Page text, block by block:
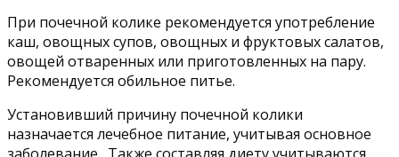
При почечной колике рекомендуется употребление
каш, овощных супов, овощных и фруктовых салатов,
овощей отваренных или приготовленных на пару.
Рекомендуется обильное питье.
Установивший причину почечной колики
назначается лечебное питание, учитывая основное